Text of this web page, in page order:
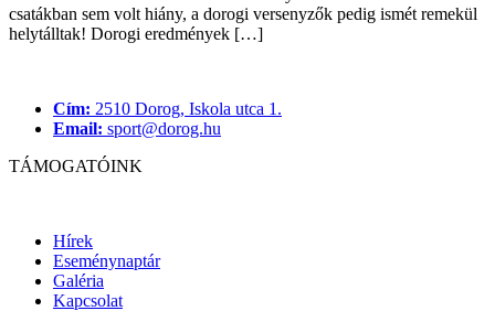
csatákban sem volt hiány, a dorogi versenyzők pedig ismét remekül
helytálltak! Dorogi eredmények […]
Cím: 2510 Dorog, Iskola utca 1.
Email: sport@dorog.hu
TÁMOGATÓINK
Hírek
Eseménynaptár
Galéria
Kapcsolat